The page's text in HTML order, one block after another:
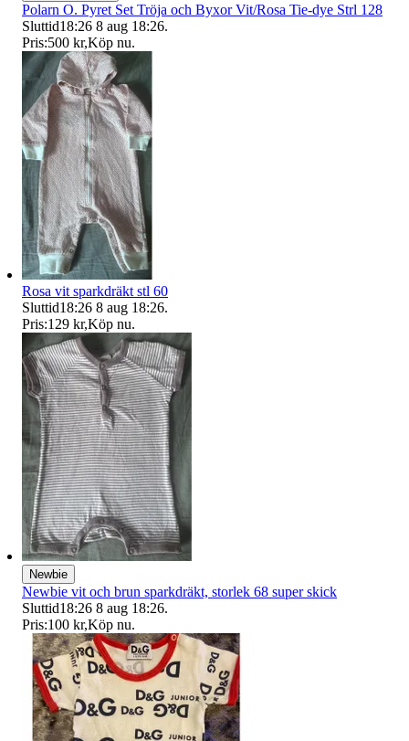
Polarn O. Pyret Set Tröja och Byxor Vit/Rosa Tie-dye Strl 128
Sluttid18:26 8 aug 18:26.
Pris:500 kr,Köp nu.
Rosa vit sparkdräkt stl 60
Sluttid18:26 8 aug 18:26.
Pris:129 kr,Köp nu.
Newbie
Newbie vit och brun sparkdräkt, storlek 68 super skick
Sluttid18:26 8 aug 18:26.
Pris:100 kr,Köp nu.